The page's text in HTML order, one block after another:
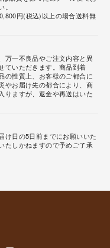
円(税込)以上の場合送料無
万一不良品やご注文内容と異
ていただきます。商品到着
の性質上、お客様のご都合に
やお届け先の都合により、商
りますが、返金や再送はいた
け日の5日前までにお願いいた
たしかねますので予めご了承